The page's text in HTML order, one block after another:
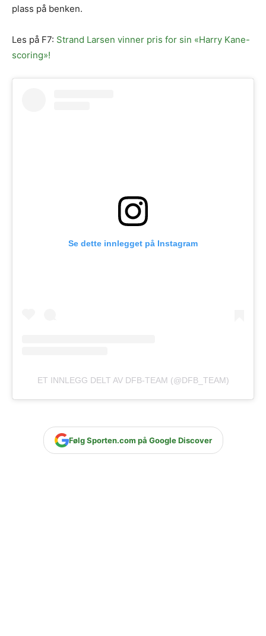
plass på benken.
Les på F7: Strand Larsen vinner pris for sin «Harry Kane-
scoring»!
Se dette innlegget på Instagram
ET INNLEGG DELT AV DFB-TEAM (@DFB_TEAM)
Følg Sporten.com på Google Discover